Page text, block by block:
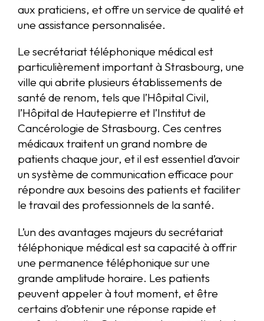
aux praticiens, et offre un service de qualité et
une assistance personnalisée.
Le secrétariat téléphonique médical est
particulièrement important à Strasbourg, une
ville qui abrite plusieurs établissements de
santé de renom, tels que l’Hôpital Civil,
l’Hôpital de Hautepierre et l’Institut de
Cancérologie de Strasbourg. Ces centres
médicaux traitent un grand nombre de
patients chaque jour, et il est essentiel d’avoir
un système de communication efficace pour
répondre aux besoins des patients et faciliter
le travail des professionnels de la santé.
L’un des avantages majeurs du secrétariat
téléphonique médical est sa capacité à offrir
une permanence téléphonique sur une
grande amplitude horaire. Les patients
peuvent appeler à tout moment, et être
certains d’obtenir une réponse rapide et